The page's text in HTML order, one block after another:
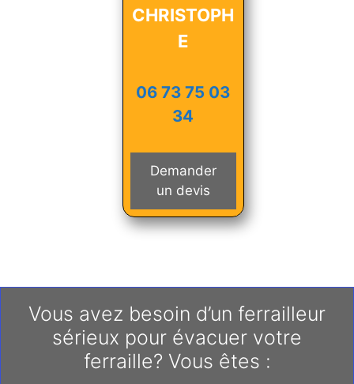
CHRISTOPH
E
06 73 75 03
34
Demander
un devis
Vous avez besoin d’un ferrailleur
sérieux pour évacuer votre
ferraille? Vous êtes :